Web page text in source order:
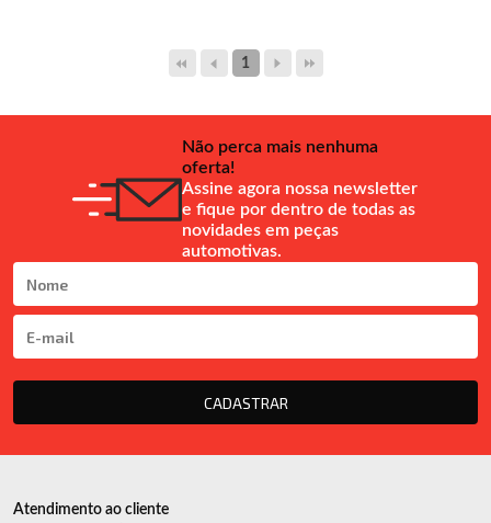
1
Não perca mais nenhuma
oferta!
Assine agora nossa newsletter
e fique por dentro de todas as
novidades em peças
automotivas.
CADASTRAR
Atendimento ao cliente